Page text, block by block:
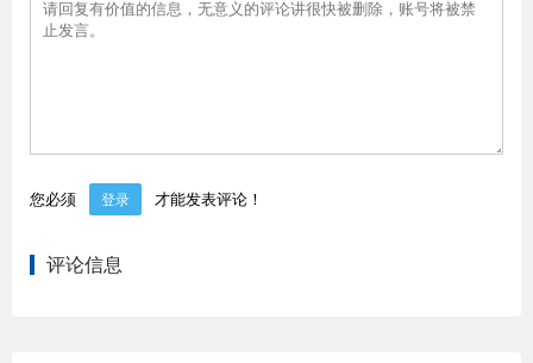
您必须 登录 才能发表评论！
评论信息